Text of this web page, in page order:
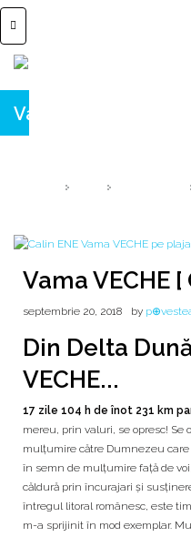
Vama VECHE [ OLD
Vama VECHE
septembrie 20, 2018 by
Din Delta
VECHE...
17 zile 104 h de înot 231 km
mereu, prin valuri, se opresc! Se
mulțumire către Dumnezeu
în semn de mulțumire față de
căldură prin încurajari și
întregul litoral românesc, este
m-a sprijinit în mod exemplar.